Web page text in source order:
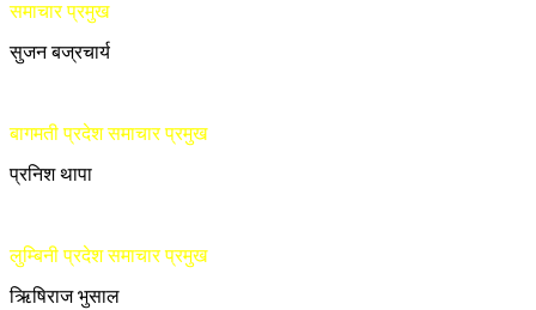
समाचार प्रमुख
सुजन बज्रचार्य
बागमती प्रदेश समाचार प्रमुख
प्रनिश थापा
लुम्बिनी प्रदेश समाचार प्रमुख
ऋिषिराज भुसाल